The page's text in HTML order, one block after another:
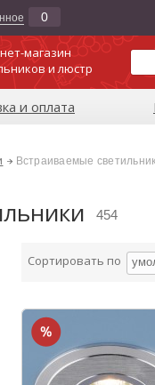
0
магазин
и люстр
и оплата
Встраиваемые
454
Сортировать по